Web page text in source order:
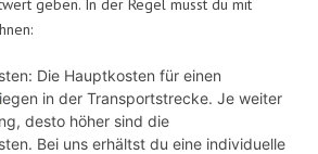
geben. In der Regel musst du mit
Die Hauptkosten für einen
in der Transportstrecke. Je weiter
desto höher sind die
Bei uns erhältst du eine individuelle